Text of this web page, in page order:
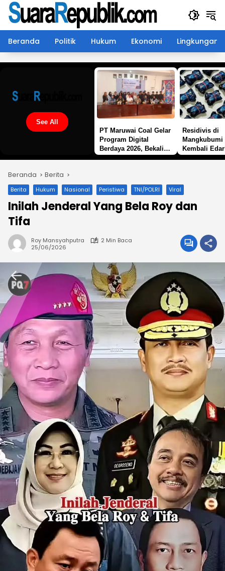
Langsung
konten
Beranda
Politik Hukum Ekonomi Lingkungan
See All
PT Maruwai Coal Gelar
Program Digital
Berdaya 2026, Bekali
Komputer Bekerja
Sama LPP Butterfly
Residivis di
Mangkubumi
Kembali
Beranda Berita
Berita Hukum Nasional Peristiwa TNI/POLRI Viral
Inilah Jenderal Yang Bela Roy dan
Tifa
Roy Mansyahputra
2 Min Baca
25/06/2026